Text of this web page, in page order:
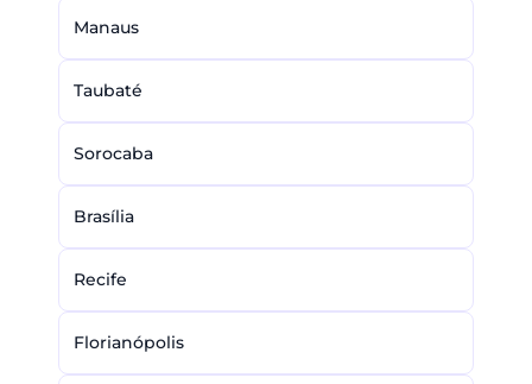
Manaus
Taubaté
Sorocaba
Brasília
Recife
Florianópolis